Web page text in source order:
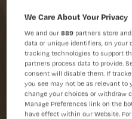
We Care About Your Privacy
We and our889 partners store
data or unique identifiers, on your
tracking technologies to support
partners process data to provide.
consent will disable them. If
you see may not be as relevant to
change your choices or withdraw
Manage Preferences link on the
have effect within our Website.